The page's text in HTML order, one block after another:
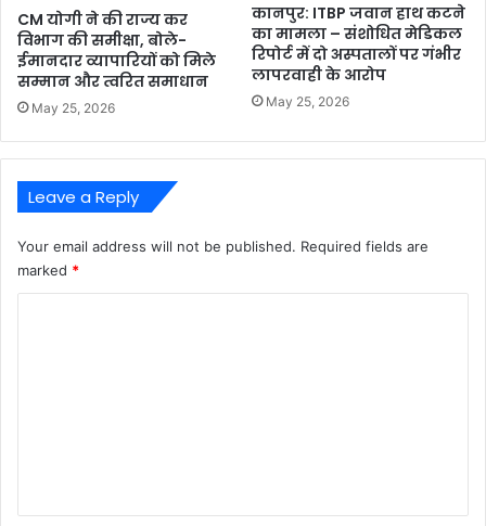
CM योगी ने की राज्य कर
विभाग की समीक्षा, बोले-
ईमानदार व्यापारियों को मिले
सम्मान और त्वरित समाधान
May 25, 2026
कानपुर: ITBP जवान हाथ कटने
का मामला – संशोधित मेडिकल
रिपोर्ट में दो अस्पतालों पर गंभीर
लापरवाही के आरोप
May 25, 2026
Leave a Reply
Your email address will not be published. Required fields are
marked *